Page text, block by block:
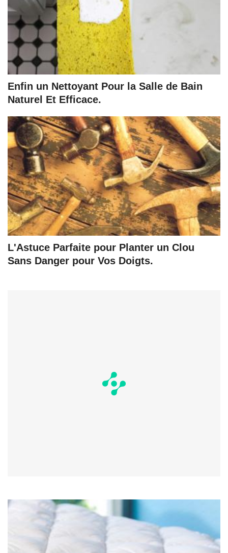
Enfin un Nettoyant Pour la Salle de Bain
Naturel Et Efficace.
L'Astuce Parfaite pour Planter un Clou
Sans Danger pour Vos Doigts.